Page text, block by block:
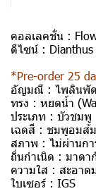
คอลเลคชั่น :
ดีไซน์ :
*Pre-order 25
อัญมณี : ไพลินพั
ทรง : หยดน้ำ
ประเภท : บัวชมพู
เฉดสี : ชมพูอมส้
สภาพ : ไม่ผ่านก
ถิ่นกำเนิด : มาดา
ความใส : สะอาด
ใบเซอร์ : IGS